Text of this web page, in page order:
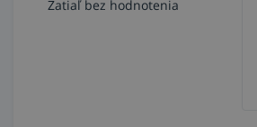
Zatiaľ bez hodnotenia